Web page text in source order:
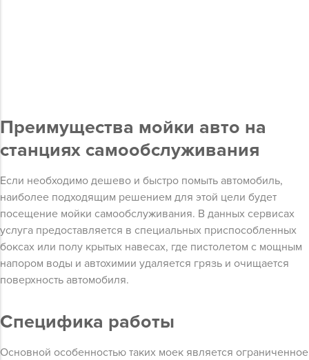
Преимущества мойки авто на
станциях самообслуживания
Если необходимо дешево и быстро помыть автомобиль,
наиболее подходящим решением для этой цели будет
посещение мойки самообслуживания. В данных сервисах
услуга предоставляется в специальных приспособленных
боксах или полу крытых навесах, где пистолетом с мощным
напором воды и автохимии удаляется грязь и очищается
поверхность автомобиля.
Специфика работы
Основной особенностью таких моек является ограниченное